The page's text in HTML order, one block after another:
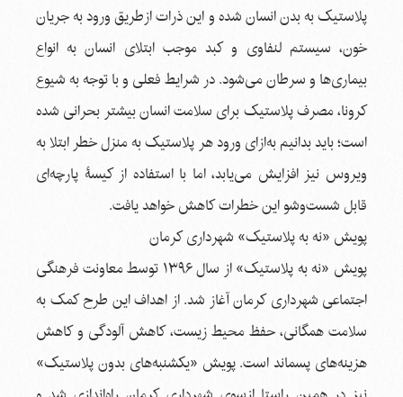
پلاستیک به بدن انسان شده و این ذرات ازطریق ورود به جریان
خون، سیستم لنفاوی و کبد موجب ابتلای انسان به انواع
بیماری‌ها و سرطان می‌شود. در شرایط فعلی و با توجه به شیوع
کرونا، مصرف پلاستیک برای سلامت انسان بیشتر بحرانی شده
است؛ باید بدانیم به‌ازای ورود هر پلاستیک به منزل خطر ابتلا به
ویروس نیز افزایش می‌یابد، اما با استفاده از کیسۀ پارچه‌ای
قابل شست‌وشو این خطرات کاهش خواهد یافت.
پویش «نه به پلاستیک» شهرداری کرمان
پویش «نه به پلاستیک» از سال ۱۳۹۶ توسط معاونت فرهنگی
اجتماعی شهرداری کرمان آغاز شد. از اهداف این طرح کمک به
سلامت همگانی، حفظ محیط زیست، کاهش آلودگی و کاهش
هزینه‌های پسماند است. پویش «یکشنبه‌های بدون پلاستیک»